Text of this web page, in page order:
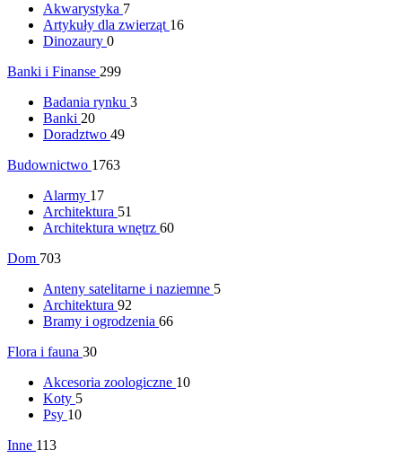
Akwarystyka 7
Artykuły dla zwierząt 16
Dinozaury 0
Banki i Finanse 299
Badania rynku 3
Banki 20
Doradztwo 49
Budownictwo 1763
Alarmy 17
Architektura 51
Architektura wnętrz 60
Dom 703
Anteny satelitarne i naziemne 5
Architektura 92
Bramy i ogrodzenia 66
Flora i fauna 30
Akcesoria zoologiczne 10
Koty 5
Psy 10
Inne 113